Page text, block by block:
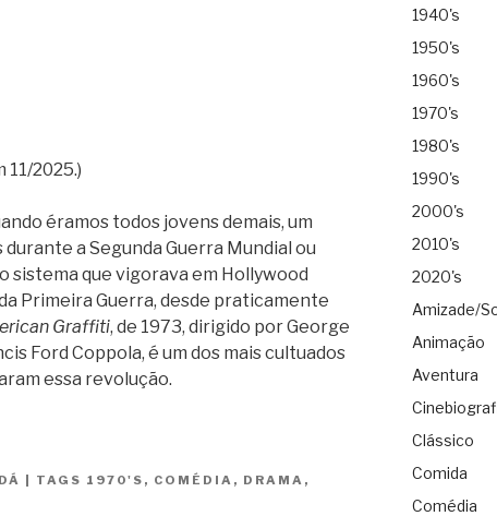
11/2025.)
éramos todos jovens demais, um
a Segunda Guerra Mundial ou
sistema que vigorava em Hollywood
Primeira Guerra, desde praticamente
Graffiti, de 1973, dirigido por George
Ford Coppola, é um dos mais cultuados
essa revolução.
TAGS 1970'S , COMÉDIA , DRAMA ,
1940's
1950's
1960's
1970's
1980's
1990's
2000's
2010's
2020's
Amizade/
Animação
Aventura
Clássico
Comida
Comédia